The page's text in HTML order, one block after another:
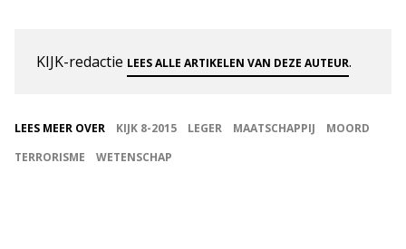
KIJK-redactie LEES ALLE ARTIKELEN VAN DEZE AUTEUR.
LEES MEER OVER KIJK 8-2015 LEGER MAATSCHAPPIJ
MOORD
TERRORISME
WETENSCHAP